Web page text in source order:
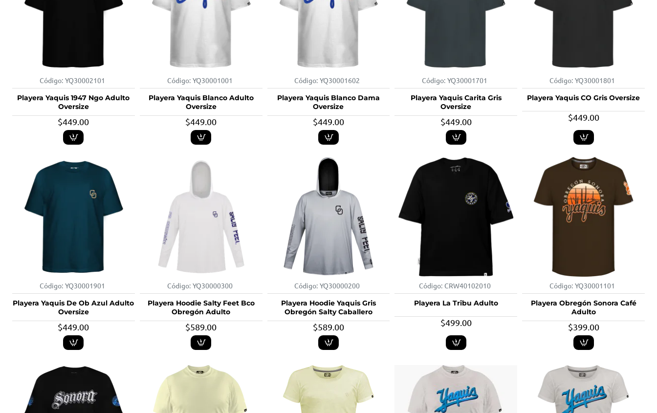
Código: YQ30002101
Playera Yaquis 1947 Ngo Adulto
Oversize
$449.00
Código: YQ30001001
Playera Yaquis Blanco Adulto
Oversize
$449.00
Código: YQ30001602
Playera Yaquis Blanco Dama
Oversize
$449.00
Código: YQ30001701
Playera Yaquis Carita Gris
Oversize
$449.00
Código: YQ30001801
Playera Yaquis CO Gris Oversize
$449.00
Código: YQ30001901
Playera Yaquis De Ob Azul Adulto
Oversize
$449.00
Código: YQ30000300
Playera Hoodie Salty Feet Bco
Obregón Adulto
$589.00
Código: YQ30000200
Playera Hoodie Yaquis Gris
Obregón Salty Caballero
$589.00
Código: CRW40102010
Playera La Tribu Adulto
$499.00
Código: YQ30001101
Playera Obregón Sonora Café
Adulto
$399.00